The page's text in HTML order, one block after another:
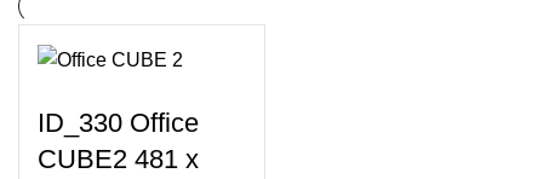
ID_330 Office
CUBE2 481 x